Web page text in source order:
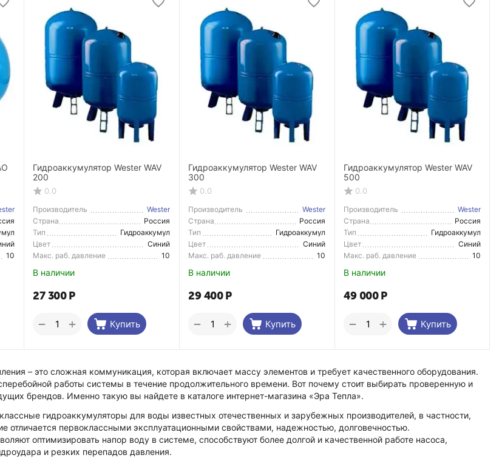
– это сложная коммуникация, которая включает массу элементов и требует качественного оборудования.
работы системы в течение продолжительного времени. Вот почему стоит выбирать проверенную и
брендов. Именно такую вы найдете в каталоге интернет-магазина «Эра Тепла».
гидроаккумуляторы для воды известных отечественных и зарубежных производителей, в частности,
отличается первоклассными эксплуатационными свойствами, надежностью, долговечностью.
оптимизировать напор воду в системе, способствуют более долгой и качественной работе насоса,
и резких перепадов давления.
ятор
10
Гидроаккумулятор Wester WAV
200
0.0
Производитель
Wester
Страна
Производитель
Россия
Тип
Гидроаккумул
ятор
Цвет
Синий
Макс. раб. давление
10
В наличии
27 300 Р
Купить
+
−
Гидроаккумулятор Wester WAV
300
0.0
Производитель
Wester
Страна
Производитель
Россия
Тип
Гидроаккумул
ятор
Цвет
Синий
Макс. раб. давление
10
В наличии
29 400 Р
Купить
+
−
Гидроаккумулятор Wester WAV
500
0.0
Производитель
Wester
Страна
Производитель
Россия
Тип
Гидроаккумул
ятор
Цвет
Синий
Макс. раб. давление
10
В наличии
49 000 Р
Купить
+
−